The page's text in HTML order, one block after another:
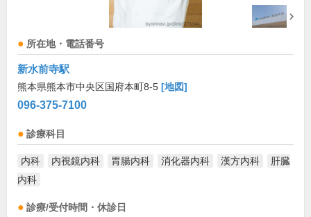
所在地・電話番号
新水前寺駅
熊本県熊本市中央区国府本町8-5 [地図]
096-375-7100
診療科目
内科 内視鏡内科 胃腸内科 消化器内科 漢方内科
肝臓
内科
診療/受付時間・休診日